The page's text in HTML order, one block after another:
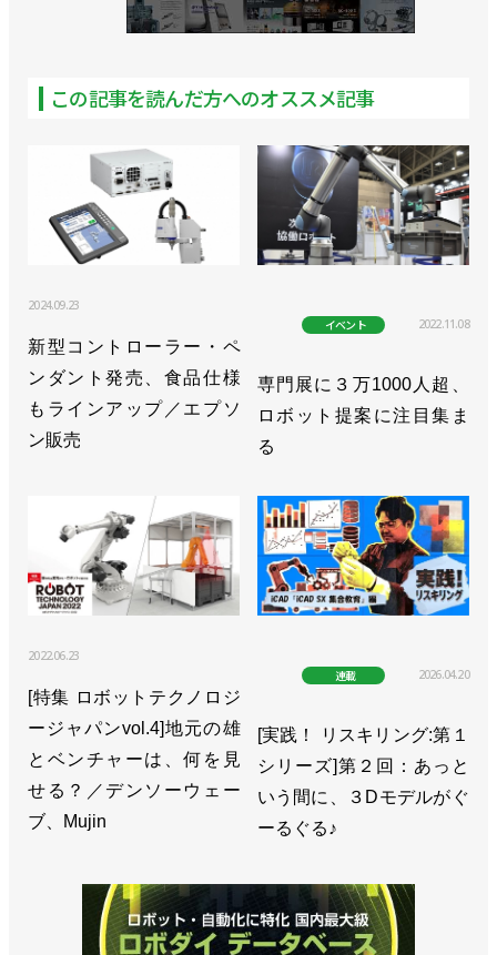
>>ドリリング・タッピングユニットの自動工具交換
>>3Dシミュレーションソフトを発売／スギノマシン
>>「RI事業部」発足、ロボットを中核にトータル提
案／スギノマシン
>>ロボットやAIを活用する新事業部を設立／スギノ
>>洗浄や塗膜剝離などの作業負荷を大幅軽減／スギ
ノマシン
>>水に強いロボットを開発！ 機内設置で自社商品
>>［注目製品PickUp! vol.9］設置面積は座布団以
下!? 500mm四方に収まるコンパクトなロボット【後
編】／スギノマシン「スイングアーム式コラムロボ
>>［注目製品PickUp! vol.9］設置面積は座布団以
下!? 500mm四方に収まるコンパクトなロボット【前
編】／スギノマシン「スイングアーム式コラムロボ
ット」
>>原発の廃炉作業向けロボットを開発／スギノマシ
この記事を読んだ方へのオススメ記事
2024.09.23
新型コントローラー・ペ
ンダント発売、食品仕様
もラインアップ／エプソ
ン販売
イベント 2022.11.08
専門展に３万1000人超、
ロボット提案に注目集ま
る
2022.06.23
[特集 ロボットテクノロジ
ージャパンvol.4]地元の雄
とベンチャーは、何を見
せる？／デンソーウェー
ブ、Mujin
連載 2026.04.20
[実践！ リスキリング:第１
シリーズ]第２回：あっと
いう間に、３Dモデルがぐ
ーるぐる♪